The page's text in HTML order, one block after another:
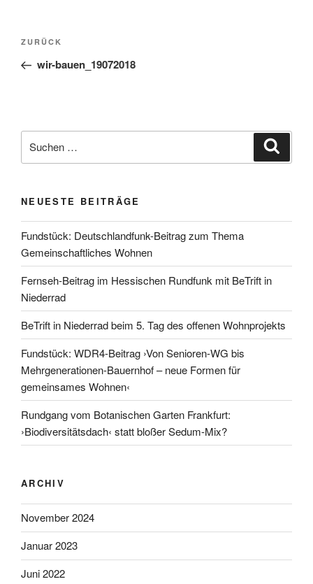
Beitragsnavigation
Vorheriger
Beitrag
ZURÜCK
wir-bauen_19072018
nach:
NEUESTE BEITRÄGE
Fundstück: Deutschlandfunk-Beitrag zum Thema
Gemeinschaftliches Wohnen
Fernseh-Beitrag im Hessischen Rundfunk mit BeTrift in
Niederrad
BeTrift in Niederrad beim 5. Tag des offenen Wohnprojekts
Fundstück: WDR4-Beitrag ›Von Senioren-WG bis
Mehrgenerationen-Bauernhof – neue Formen für
gemeinsames Wohnen‹
Rundgang vom Botanischen Garten Frankfurt:
›Biodiversitätsdach‹ statt bloßer Sedum-Mix?
ARCHIV
November 2024
Januar 2023
Juni 2022